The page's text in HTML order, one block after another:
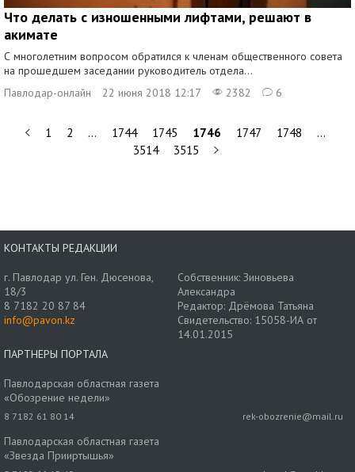
Что делать с изношенными лифтами, решают в
акимате
С многолетним вопросом обратился к членам общественного совета
на прошедшем заседании руководитель отдела...
Павлодар-онлайн
22 июня 2018 12:17 2382 6
1 2 … 1744 1745 1746 1747 1748
…
3514
3515
КОНТАКТЫ РЕДАКЦИИ
г. Павлодар ул. Ген. Дюсенова,
18/3
8 7182 20 87 84
info@pavon.kz
Собственник: Зиновьева
Александра
Редактор: Дрёмова Татьяна
Свидетельство: 15058-ИА от
14.01.2015
ПАРТНЕРЫ ПОРТАЛА
Павлодарская областная газета
«Обозрение недели»
8 7182 61 80 14 rek-obozrenie@mail.ru
Павлодарская областная газета
«Звезда Прииртышья»